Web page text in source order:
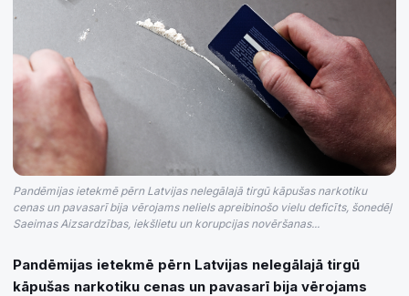
Pandēmijas ietekmē pērn Latvijas nelegālajā tirgū kāpušas narkotiku
cenas un pavasarī bija vērojams neliels apreibinošo vielu deficīts, šonedēļ
Saeimas Aizsardzības, iekšlietu un korupcijas novēršanas...
Pandēmijas ietekmē pērn Latvijas nelegālajā tirgū
kāpušas narkotiku cenas un pavasarī bija vērojams